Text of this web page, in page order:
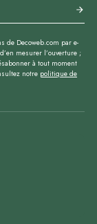
de Decoweb.com par e-
mesurer l’ouverture ;
à tout moment
notre politique de